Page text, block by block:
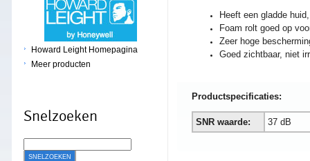
Howard Leight Homepagina
Meer producten
Snelzoeken
SNELZOEKEN
Heeft een gladde
Foam rolt goed op
Zeer hoge
Goed zichtbaar, niet
Productspecificaties:
SNR waarde: 37 dB